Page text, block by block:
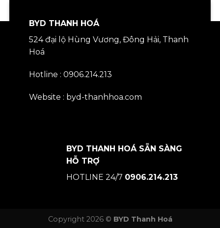
BYD THANH HOÁ
524 đại lộ Hùng Vương, Đông Hải, Thanh
Hoá
Hotline : 0906.214.213
Website : byd-thanhhoa.com
BYD THANH HOÁ SẴN SÀNG
HỖ TRỢ
HOTLINE 24/7 0906.214.213
Copyright 2026 © BYD Thanh Hoá